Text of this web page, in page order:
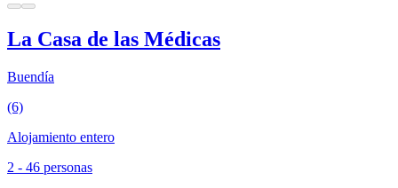
La Casa de las Médicas
Buendía
(6)
Alojamiento entero
2 - 46 personas